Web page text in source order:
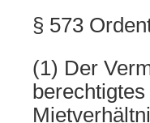
§ 573
(1) Der